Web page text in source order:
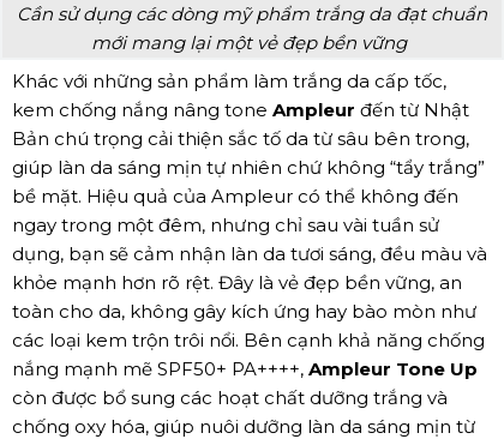
Cần sử dụng các dòng mỹ phẩm trắng da đạt chuẩn
mới mang lại một vẻ đẹp bền vững
Khác với những sản phẩm làm trắng da cấp tốc,
kem chống nắng nâng tone Ampleur đến từ Nhật
Bản chú trọng cải thiện sắc tố da từ sâu bên trong,
giúp làn da sáng mịn tự nhiên chứ không “tẩy trắng”
bề mặt. Hiệu quả của Ampleur có thể không đến
ngay trong một đêm, nhưng chỉ sau vài tuần sử
dụng, bạn sẽ cảm nhận làn da tươi sáng, đều màu và
khỏe mạnh hơn rõ rệt. Đây là vẻ đẹp bền vững, an
toàn cho da, không gây kích ứng hay bào mòn như
các loại kem trộn trôi nổi. Bên cạnh khả năng chống
nắng mạnh mẽ SPF50+ PA++++, Ampleur Tone Up
còn được bổ sung các hoạt chất dưỡng trắng và
chống oxy hóa, giúp nuôi dưỡng làn da sáng mịn từ